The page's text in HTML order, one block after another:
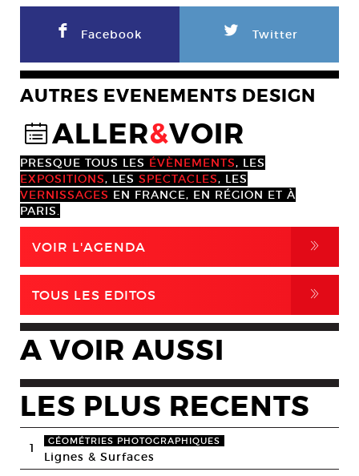
F Facebook L Twitter
AUTRES EVENEMENTS DESIGN
@ALLER&VOIR
PRESQUE TOUS LES ÉVÈNEMENTS, LES
EXPOSITIONS, LES SPECTACLES, LES
VERNISSAGES EN FRANCE, EN RÉGION ET À
PARIS.
VOIR L'AGENDA ,
TOUS LES EDITOS ,
A VOIR AUSSI
LES PLUS RECENTS
1 GÉOMÉTRIES PHOTOGRAPHIQUES
Lignes & Surfaces